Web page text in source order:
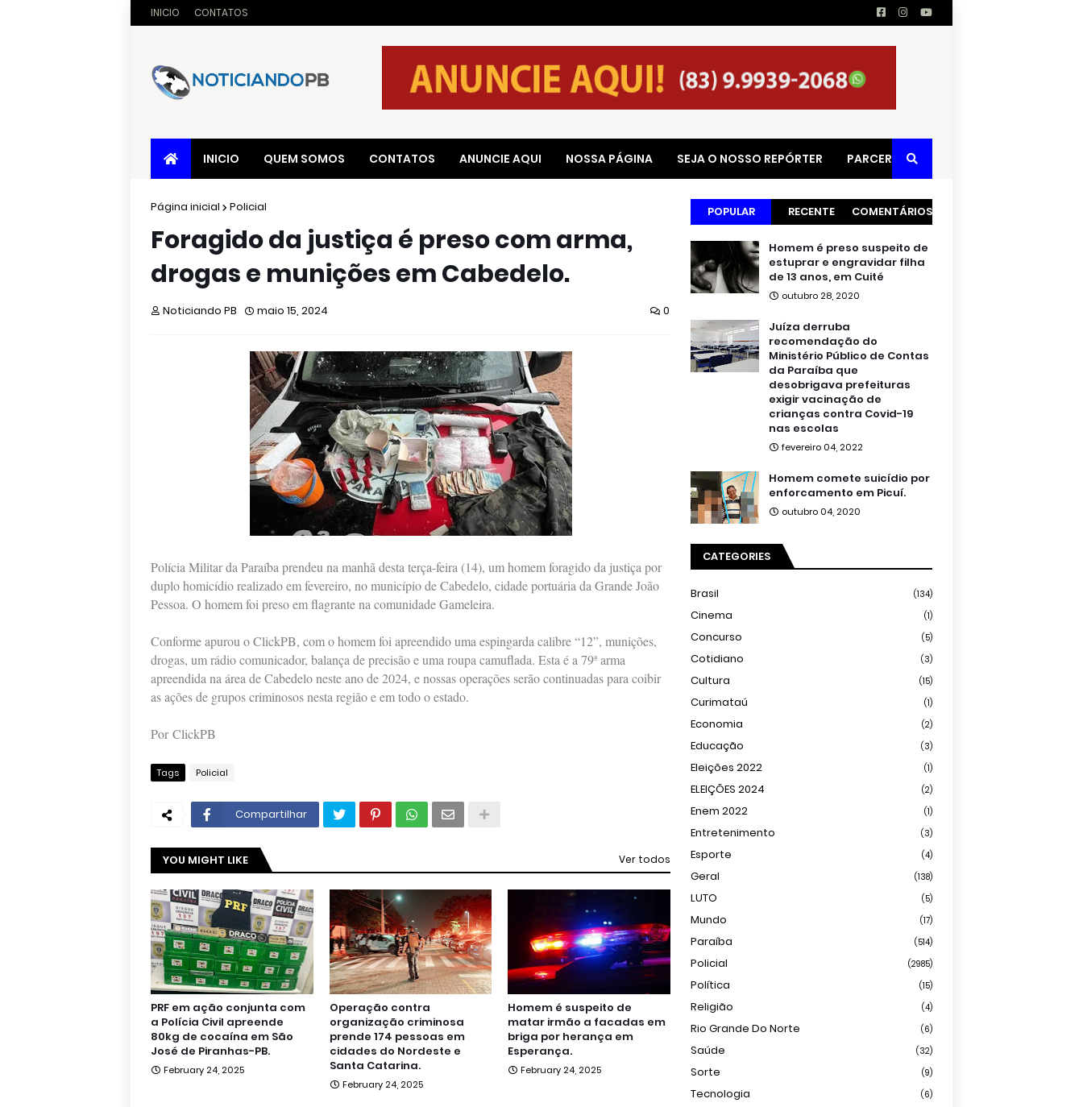
INICIO CONTATOS
INICIO QUEM SOMOS CONTATOS ANUNCIE AQUI NOSSA PÁGINA SEJA O NOSSO REPÓRTER PARCERIAS
Página inicial Policial
Foragido da justiça é preso com arma,
drogas e munições em Cabedelo.
Noticiando PB maio 15, 2024 0
Polícia Militar da Paraíba prendeu na manhã desta terça-feira (14), um homem foragido da justiça por
duplo homicídio realizado em fevereiro, no município de Cabedelo, cidade portuária da Grande João
Pessoa. O homem foi preso em flagrante na comunidade Gameleira.
Conforme apurou o ClickPB, com o homem foi apreendido uma espingarda calibre “12”, munições,
drogas, um rádio comunicador, balança de precisão e uma roupa camuflada. Esta é a 79ª arma
apreendida na área de Cabedelo neste ano de 2024, e nossas operações serão continuadas para coibir
as ações de grupos criminosos nesta região e em todo o estado.
Por ClickPB
Tags Policial
Compartilhar
YOU MIGHT LIKE Ver todos
PRF em ação conjunta com
a Polícia Civil apreende
80kg de cocaína em São
José de Piranhas-PB.
February 24, 2025
Operação contra
organização criminosa
prende 174 pessoas em
cidades do Nordeste e
Santa Catarina.
February 24, 2025
Homem é suspeito de
matar irmão a facadas em
briga por herança em
Esperança.
February 24, 2025
POPULAR RECENTE COMENTÁRIOS
Homem é preso suspeito de
estuprar e engravidar filha
de 13 anos, em Cuité
outubro 28, 2020
Juíza derruba
recomendação do
Ministério Público de Contas
da Paraíba que
desobrigava prefeituras
exigir vacinação de
crianças contra Covid-19
nas escolas
fevereiro 04, 2022
Homem comete suicídio por
enforcamento em Picuí.
outubro 04, 2020
CATEGORIES
Brasil (134)
Cinema (1)
Concurso (5)
Cotidiano (3)
Cultura (15)
Curimataú (1)
Economia (2)
Educação (3)
Eleições 2022 (1)
ELEIÇÕES 2024 (2)
Enem 2022 (1)
Entretenimento (3)
Esporte (4)
Geral (138)
LUTO (5)
Mundo (17)
Paraíba (514)
Policial (2985)
Política (15)
Religião (4)
Rio Grande Do Norte (6)
Saúde (32)
Sorte (9)
Tecnologia (6)